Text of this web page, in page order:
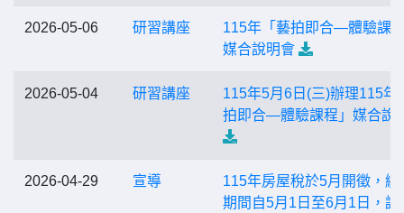
2026-05-06 研習講座
115年「藝拍即合—體驗課
媒合說明會
2026-05-04 研習講座
115年5月6日(三)辦理115年
拍即合—體驗課程」媒合說
2026-04-29 宣導
115年房屋稅於5月開徵，繳
期間自5月1日至6月1日，請